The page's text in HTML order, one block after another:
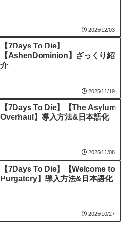
2025/12/03
【7Days To Die】
【AshenDominion】ざっくり紹
介
2025/11/19
【7Days To Die】【The Asylum
Overhaul】導入方法&日本語化
2025/11/08
【7Days To Die】【Welcome to
Purgatory】導入方法&日本語化
2025/10/27